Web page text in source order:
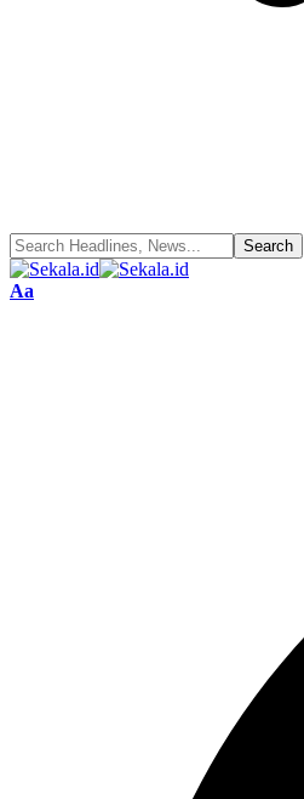
Font
Aa